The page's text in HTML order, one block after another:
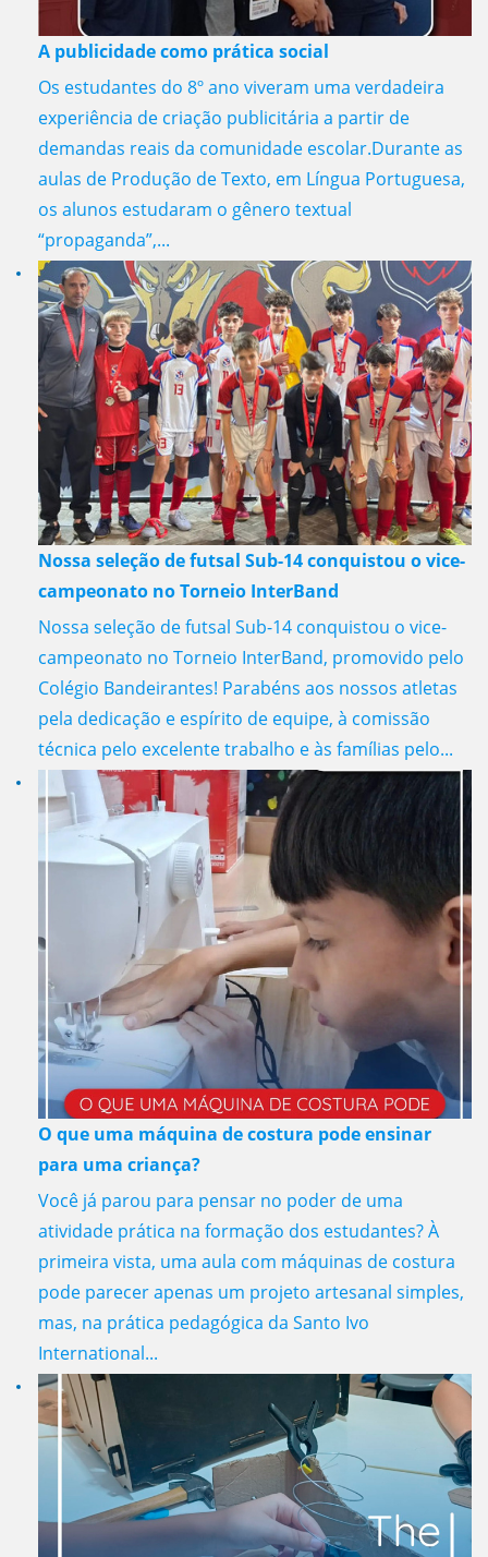
A publicidade como prática social
Os estudantes do 8º ano viveram uma verdadeira
experiência de criação publicitária a partir de
demandas reais da comunidade escolar.Durante as
aulas de Produção de Texto, em Língua Portuguesa,
os alunos estudaram o gênero textual
“propaganda”,...
Nossa seleção de futsal Sub-14 conquistou o vice-
campeonato no Torneio InterBand
Nossa seleção de futsal Sub-14 conquistou o vice-
campeonato no Torneio InterBand, promovido pelo
Colégio Bandeirantes! Parabéns aos nossos atletas
pela dedicação e espírito de equipe, à comissão
técnica pelo excelente trabalho e às famílias pelo...
O que uma máquina de costura pode ensinar
para uma criança?
Você já parou para pensar no poder de uma
atividade prática na formação dos estudantes? À
primeira vista, uma aula com máquinas de costura
pode parecer apenas um projeto artesanal simples,
mas, na prática pedagógica da Santo Ivo
International...